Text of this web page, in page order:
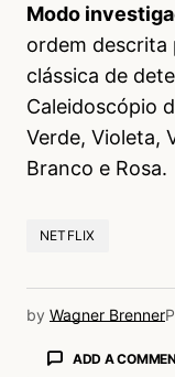
Modo
ordem descrita
clássica de
Caleidoscópio
Verde, Violeta,
Branco e Rosa.
NETFLIX
by Wagner Brenner
ADD A